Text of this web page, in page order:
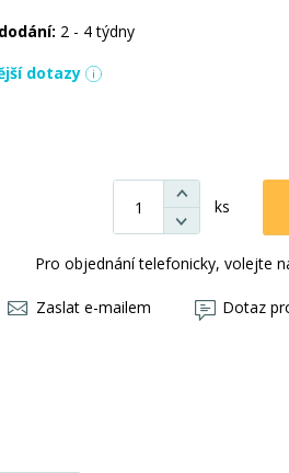
2 - 4 týdny
dotazy
ks
Pro objednání telefonicky, volejte
Zaslat e-mailem Dotaz